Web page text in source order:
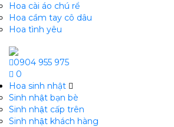
Hoa cài áo chú rể
Hoa cầm tay cô dâu
Hoa tình yêu
0904 955 975
0
Hoa sinh nhật
Sinh nhật bạn bè
Sinh nhật cấp trên
Sinh nhật khách hàng